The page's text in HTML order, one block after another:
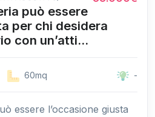
può essere
per chi desidera
con un’atti...
60mq -
essere l’occasione giusta